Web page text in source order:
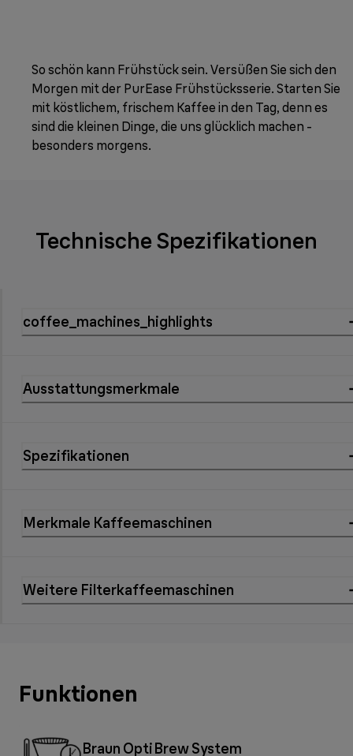
So schön kann Frühstück sein. Versüßen Sie sich den
Morgen mit der PurEase Frühstücksserie. Starten Sie
mit köstlichem, frischem Kaffee in den Tag, denn es
sind die kleinen Dinge, die uns glücklich machen -
besonders morgens.
Technische Spezifikationen
coffee_machines_highlights
Ausstattungsmerkmale
Spezifikationen
Merkmale Kaffeemaschinen
Weitere Filterkaffeemaschinen
Funktionen
Braun OptiBrew System